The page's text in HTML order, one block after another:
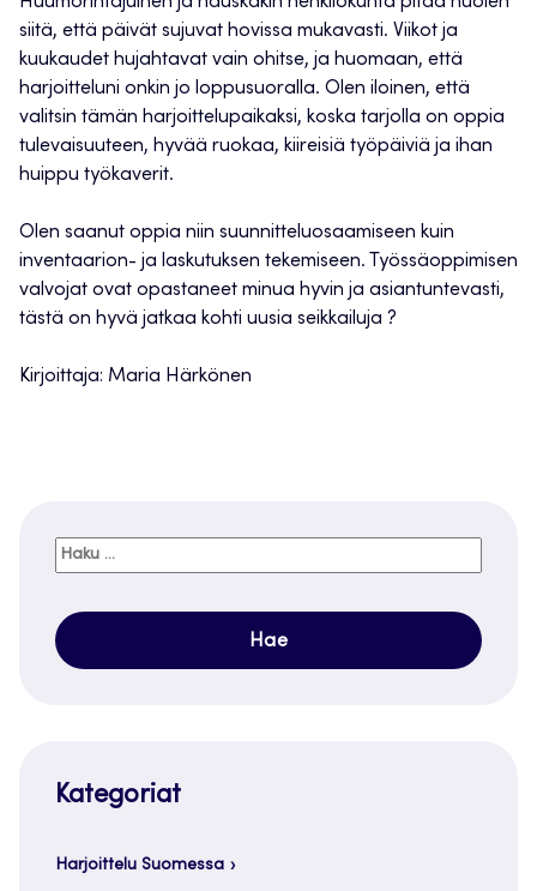
siitä, että päivät sujuvat hovissa mukavasti. Viikot ja
kuukaudet hujahtavat vain ohitse, ja huomaan, että
harjoitteluni onkin jo loppusuoralla. Olen iloinen, että
valitsin tämän harjoittelupaikaksi, koska tarjolla on oppia
tulevaisuuteen, hyvää ruokaa, kiireisiä työpäiviä ja ihan
huippu työkaverit.
Olen saanut oppia niin suunnitteluosaamiseen kuin
inventaarion- ja laskutuksen tekemiseen. Työssäoppimisen
valvojat ovat opastaneet minua hyvin ja asiantuntevasti,
tästä on hyvä jatkaa kohti uusia seikkailuja ?
Kirjoittaja: Maria Härkönen
Haku:
Kategoriat
Harjoittelu Suomessa